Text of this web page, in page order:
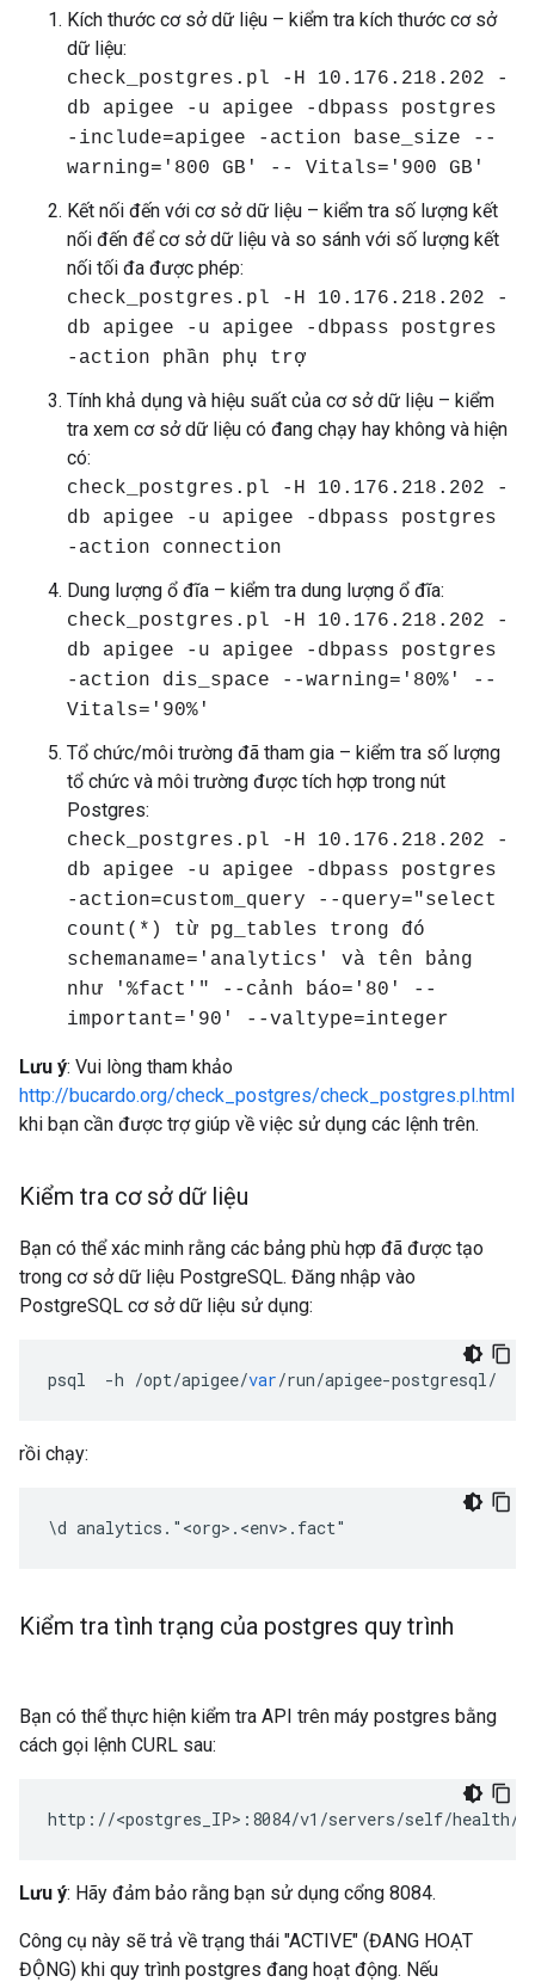
Kích thước cơ sở dữ liệu – kiểm tra kích thước cơ sở
dữ liệu:
check_postgres.pl -H 10.176.218.202 -
db apigee -u apigee -dbpass postgres
-include=apigee -action base_size --
warning='800 GB' -- Vitals='900 GB'
Kết nối đến với cơ sở dữ liệu – kiểm tra số lượng kết
nối đến để cơ sở dữ liệu và so sánh với số lượng kết
nối tối đa được phép:
check_postgres.pl -H 10.176.218.202 -
db apigee -u apigee -dbpass postgres
-action phần phụ trợ
Tính khả dụng và hiệu suất của cơ sở dữ liệu – kiểm
tra xem cơ sở dữ liệu có đang chạy hay không và hiện
có:
check_postgres.pl -H 10.176.218.202 -
db apigee -u apigee -dbpass postgres
-action connection
Dung lượng ổ đĩa – kiểm tra dung lượng ổ đĩa:
check_postgres.pl -H 10.176.218.202 -
db apigee -u apigee -dbpass postgres
-action dis_space --warning='80%' --
Vitals='90%'
Tổ chức/môi trường đã tham gia – kiểm tra số lượng
tổ chức và môi trường được tích hợp trong nút
Postgres:
check_postgres.pl -H 10.176.218.202 -
db apigee -u apigee -dbpass postgres
-action=custom_query --query="select
count(*) từ pg_tables trong đó
schemaname='analytics' và tên bảng
như '%fact'" --cảnh báo='80' --
important='90' --valtype=integer
Lưu ý: Vui lòng tham khảo
http://bucardo.org/check_postgres/check_postgres.pl.html
khi bạn cần được trợ giúp về việc sử dụng các lệnh trên.
Kiểm tra cơ sở dữ liệu
Bạn có thể xác minh rằng các bảng phù hợp đã được tạo
trong cơ sở dữ liệu PostgreSQL. Đăng nhập vào
PostgreSQL cơ sở dữ liệu sử dụng:
psql -h /opt/apigee/var/run/apigee-postgresql/
rồi chạy:
\d analytics."<org>.<env>.fact"
Kiểm tra tình trạng của postgres quy trình
Bạn có thể thực hiện kiểm tra API trên máy postgres bằng
cách gọi lệnh CURL sau:
http://<postgres_IP>:8084/v1/servers/self/health/
Lưu ý: Hãy đảm bảo rằng bạn sử dụng cổng 8084.
Công cụ này sẽ trả về trạng thái "ACTIVE" (ĐANG HOẠT
ĐỘNG) khi quy trình postgres đang hoạt động. Nếu